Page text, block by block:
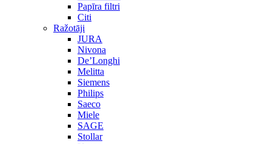
Papīra filtri
Citi
Ražotāji
JURA
Nivona
De’Longhi
Melitta
Siemens
Philips
Saeco
Miele
SAGE
Stollar